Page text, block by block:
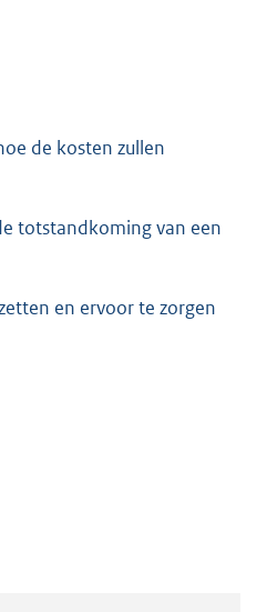
de kosten zullen
totstandkoming van een
en ervoor te zorgen